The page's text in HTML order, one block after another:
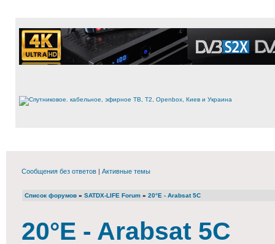
Сообщения без ответов | Активные темы
Список форумов » SATDX-LIFE Forum » 20°E - Arabsat 5C
20°E - Arabsat 5C